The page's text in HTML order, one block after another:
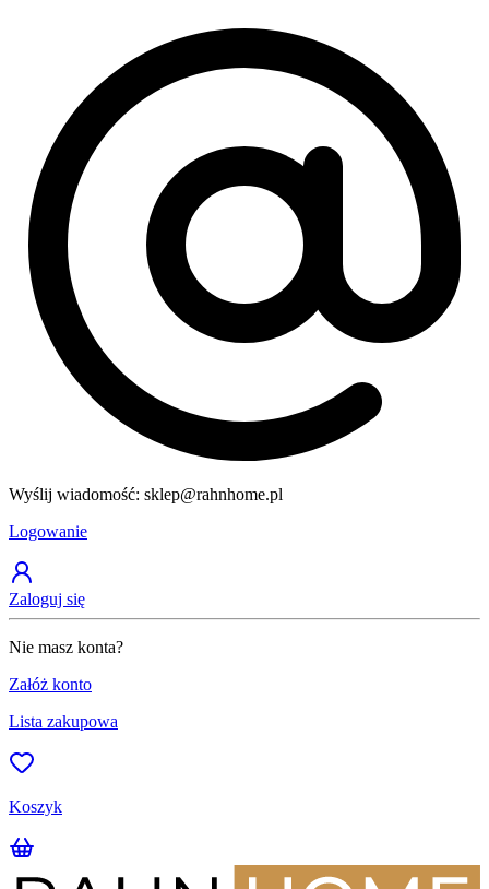
Wyślij wiadomość: sklep@rahnhome.pl
Logowanie
Zaloguj się
Nie masz konta?
Załóż konto
Lista zakupowa
Koszyk